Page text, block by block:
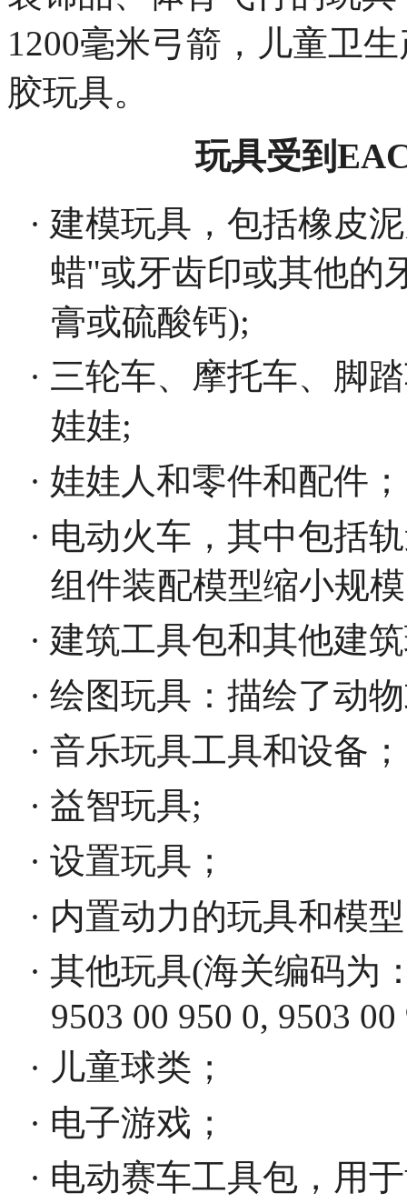
1200毫米弓箭，儿童卫
胶玩具。
玩具受到
· 建模玩具，包括橡皮
蜡"或牙齿印或其他的
膏或硫酸钙);
· 三轮车、摩托车、脚
娃娃;
· 娃娃人和零件和配件；
· 电动火车，其中包括
组件装配模型缩小规
· 建筑工具包和其他建
· 绘图玩具：描绘了动
· 音乐玩具工具和设备；
· 益智玩具;
· 设置玩具；
· 内置动力的玩具和模
· 其他玩具(海关编码为
9503 00 950 0, 9503
· 儿童球类；
· 电子游戏；
· 电动赛车工具包，用